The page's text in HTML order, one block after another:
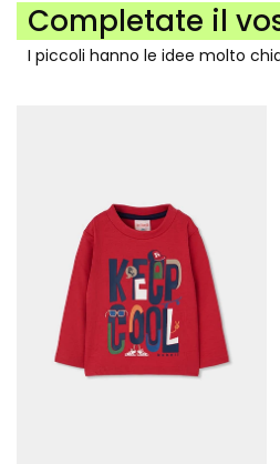
Completate il
I piccoli hanno le idee molto